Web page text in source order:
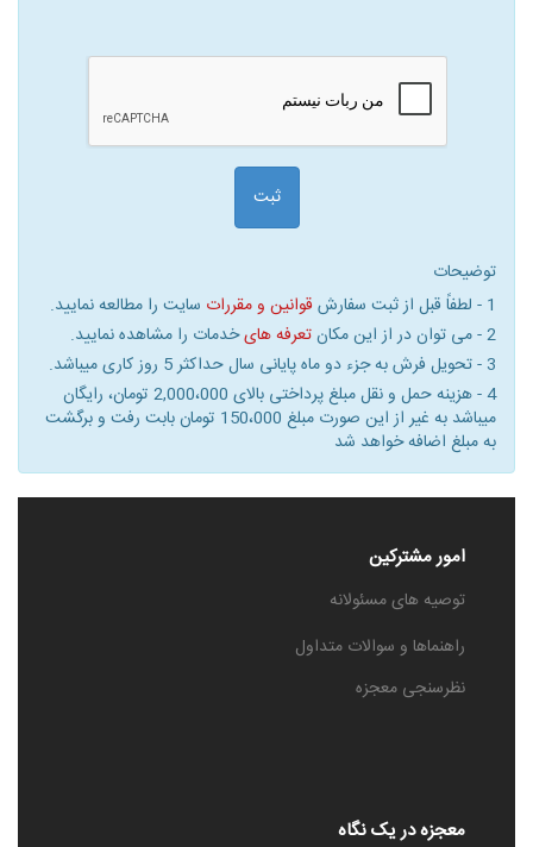
ثبت
توضیحات
1 - لطفاً قبل از ثبت سفارش
قوانین و مقررات سایت را مطالعه نمایید.
2 - می توان در از این مکان
تعرفه هایخدمات را مشاهده نمایید.
3 - تحویل فرش به جزء دو ماه پایانی سال حداکثر 5 روز کاری میباشد.
4 - هزینه حمل و نقل مبلغ پرداختی بالای 2,000،000 تومان، رایگان
میباشد به غیر از این صورت مبلغ 150،000 تومان بابت رفت و برگشت
به مبلغ اضافه خواهد شد
امور مشترکین
توصیه های مسئولانه
راهنماها و سوالات متداول
نظرسنجی معجزه
معجزه در یک نگاه